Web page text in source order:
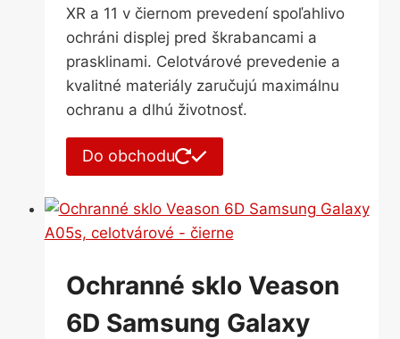
XR a 11 v čiernom prevedení spoľahlivo
ochráni displej pred škrabancami a
prasklinami. Celotvárové prevedenie a
kvalitné materiály zaručujú maximálnu
ochranu a dlhú životnosť.
Do obchodu
Ochranné sklo Veason
6D Samsung Galaxy